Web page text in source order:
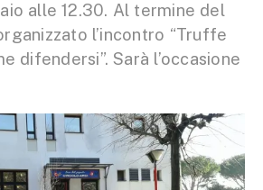
alle 12.30. Al termine del
l’incontro “Truffe
difendersi”. Sarà l’occasione